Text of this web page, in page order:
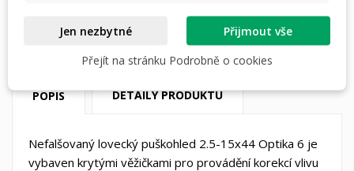
Dostupná doprava
POPIS DETAILY PRODUKTU
Nefalšovaný lovecký puškohled 2.5-15x44 Optika 6 je
vybaven krytými věžičkami pro provádění korekcí vlivu
Jen nezbytné
Přijmout vše
Přejít na stránku Podrobně o cookies